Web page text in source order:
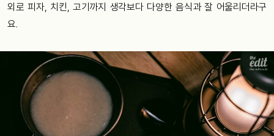
외로 피자, 치킨, 고기까지 생각보다 다양한 음식과 잘 어울리더라구
요.